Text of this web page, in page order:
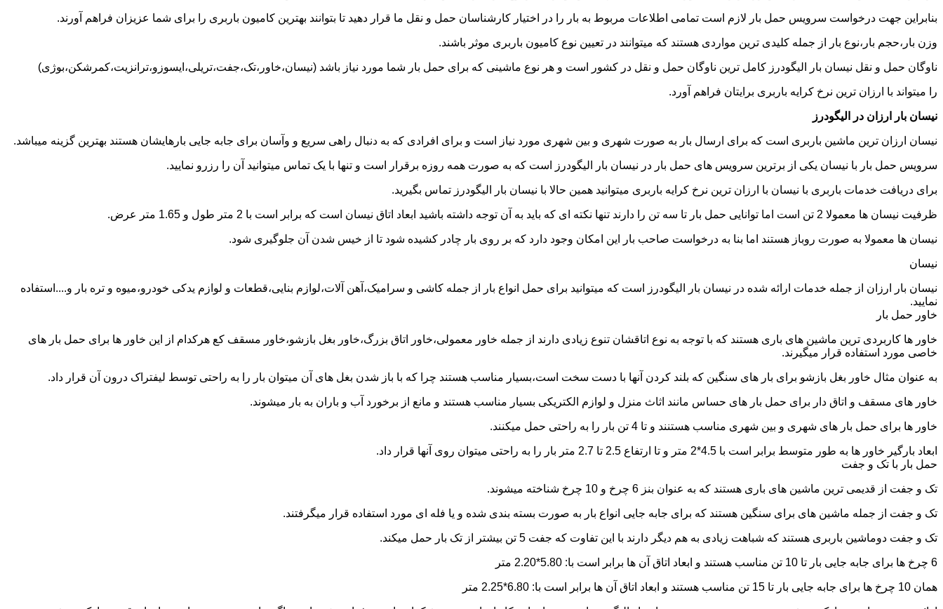
بنابراین جهت درخواست سرویس حمل بار لازم است تمامی اطلاعات مربوط به بار را در اختیار کارشناسان حمل و نقل ما قرار دهید تا بتوانند بهترین کامیون باربری را برای شما عزیزان فراهم آورند.
وزن بار،حجم بار،نوع بار از جمله کلیدی ترین مواردی هستند که میتوانند در تعیین نوع کامیون باربری موثر باشند.
ناوگان حمل و نقل نیسان بار الیگودرز کامل ترین ناوگان حمل و نقل در کشور است و هر نوع ماشینی که برای حمل بار شما مورد نیاز باشد (نیسان،خاور،تک،جفت،تریلی،ایسوزو،ترانزیت،کمرشکن،بوژی)
را میتواند با ارزان ترین نرخ کرایه باربری برایتان فراهم آورد.
نیسان بار ارزان در الیگودرز
نیسان ارزان ترین ماشین باربری است که برای ارسال بار به صورت شهری و بین شهری مورد نیاز است و برای افرادی که به دنبال راهی سریع و وآسان برای جابه جایی بارهایشان هستند بهترین گزینه میباشد.
سرویس حمل بار با نیسان یکی از برترین سرویس های حمل بار در نیسان بار الیگودرز است که به صورت همه روزه برقرار است و تنها با یک تماس میتوانید آن را رزرو نمایید.
برای دریافت خدمات باربری با نیسان با ارزان ترین نرخ کرایه باربری میتوانید همین حالا با نیسان بار الیگودرز تماس بگیرید.
ظرفیت نیسان ها معمولا 2 تن است اما توانایی حمل بار تا سه تن را دارند تنها نکته ای که باید به آن توجه داشته باشید ابعاد اتاق نیسان است که برابر است با 2 متر طول و 1.65 متر عرض.
نیسان ها معمولا به صورت روباز هستند اما بنا به درخواست صاحب بار این امکان وجود دارد که بر روی بار چادر کشیده شود تا از خیس شدن آن جلوگیری شود.
نیسان
نیسان بار ارزان از جمله خدمات ارائه شده در نیسان بار الیگودرز است که میتوانید برای حمل انواع بار از جمله کاشی و سرامیک،آهن آلات،لوازم بنایی،قطعات و لوازم یدکی خودرو،میوه و تره بار و....استفاده
نمایید.
خاور حمل بار
خاور ها کاربردی ترین ماشین های باری هستند که با توجه به نوع اتاقشان تنوع زیادی دارند از جمله خاور معمولی،خاور اتاق بزرگ،خاور بغل بازشو،خاور مسقف کع هرکدام از این خاور ها برای حمل بار های
خاصی مورد استفاده قرار میگیرند.
به عنوان مثال خاور بغل بازشو برای بار های سنگین که بلند کردن آنها با دست سخت است،بسیار مناسب هستند چرا که با باز شدن بغل های آن میتوان بار را به راحتی توسط لیفتراک درون آن قرار داد.
خاور های مسقف و اتاق دار برای حمل بار های حساس مانند اثاث منزل و لوازم الکتریکی بسیار مناسب هستند و مانع از برخورد آب و باران به بار میشوند.
خاور ها برای حمل بار های شهری و بین شهری مناسب هستنند و تا 4 تن بار را به راحتی حمل میکنند.
ابعاد بارگیر خاور ها به طور متوسط برابر است با 4.5*2 متر و تا ارتفاع 2.5 تا 2.7 متر بار را به راحتی میتوان روی آنها قرار داد.
حمل بار با تک و جفت
تک و جفت از قدیمی ترین ماشین های باری هستند که به عنوان بنز 6 چرخ و 10 چرخ شناخته میشوند.
تک و جفت از جمله ماشین های برای سنگین هستند که برای جابه جایی انواع بار به صورت بسته بندی شده و یا فله ای مورد استفاده قرار میگرفتند.
تک و جفت دوماشین باربری هستند که شباهت زیادی به هم دیگر دارند با این تفاوت که جفت 5 تن بیشتر از تک بار حمل میکند.
6 چرخ ها برای جابه جایی بار تا 10 تن مناسب هستند و ابعاد اتاق آن ها برابر است با: 5.80*2.20 متر
همان 10 چرخ ها برای جابه جایی بار تا 15 تن مناسب هستند و ابعاد اتاق آن ها برابر است با: 6.80*2.25 متر